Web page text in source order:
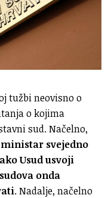
tužbi neovisno o
o kojima
sud. Načelno,
ministar svejedno
Usud usvoji
onda
. Nadalje, načelno